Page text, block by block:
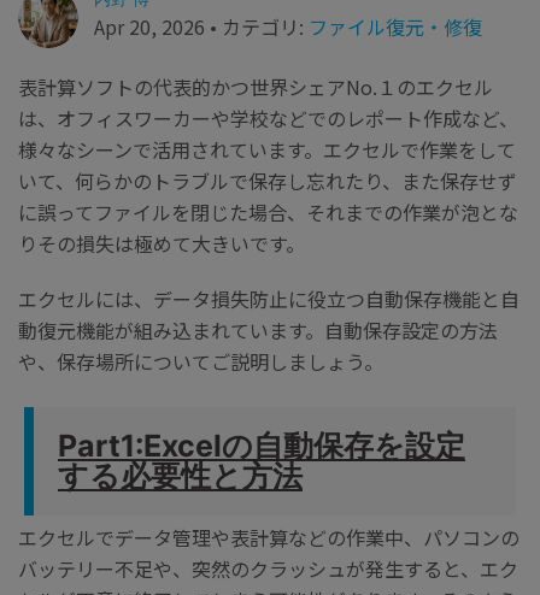
関連製品（データ修復/ バックアップ）
Repairit - データ修復
UBackit - データバックアップ
Apr 20, 2026 • カテゴリ: ファイル復元・修復
表計算ソフトの代表的かつ世界シェアNo.１のエクセル
は、オフィスワーカーや学校などでのレポート作成など、
様々なシーンで活用されています。エクセルで作業をして
いて、何らかのトラブルで保存し忘れたり、また保存せず
に誤ってファイルを閉じた場合、それまでの作業が泡とな
りその損失は極めて大きいです。
エクセルには、データ損失防止に役立つ自動保存機能と自
動復元機能が組み込まれています。自動保存設定の方法
や、保存場所についてご説明しましょう。
Part1:Excelの自動保存を設定
する必要性と方法
エクセルでデータ管理や表計算などの作業中、パソコンの
バッテリー不足や、突然のクラッシュが発生すると、エク